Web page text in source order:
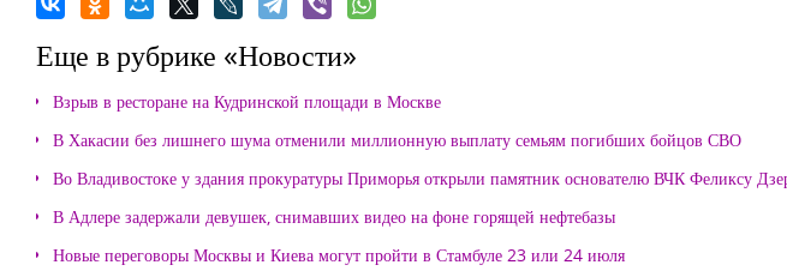
Еще в рубрике «Новости»
Взрыв в ресторане на Кудринской площади в Москве
В Хакасии без лишнего шума отменили миллионную выплату семьям погибших бойцов СВО
Во Владивостоке у здания прокуратуры Приморья открыли памятник основателю ВЧК Феликсу
В Адлере задержали девушек, снимавших видео на фоне горящей нефтебазы
Новые переговоры Москвы и Киева могут пройти в Стамбуле 23 или 24 июля